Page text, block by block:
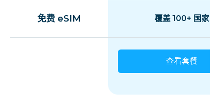
免费 eSIM 覆盖 100+ 国家
查看套餐